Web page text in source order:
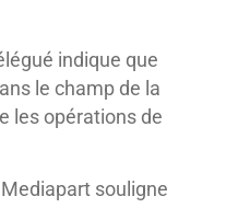
indique que
le champ de la
les opérations de
souligne